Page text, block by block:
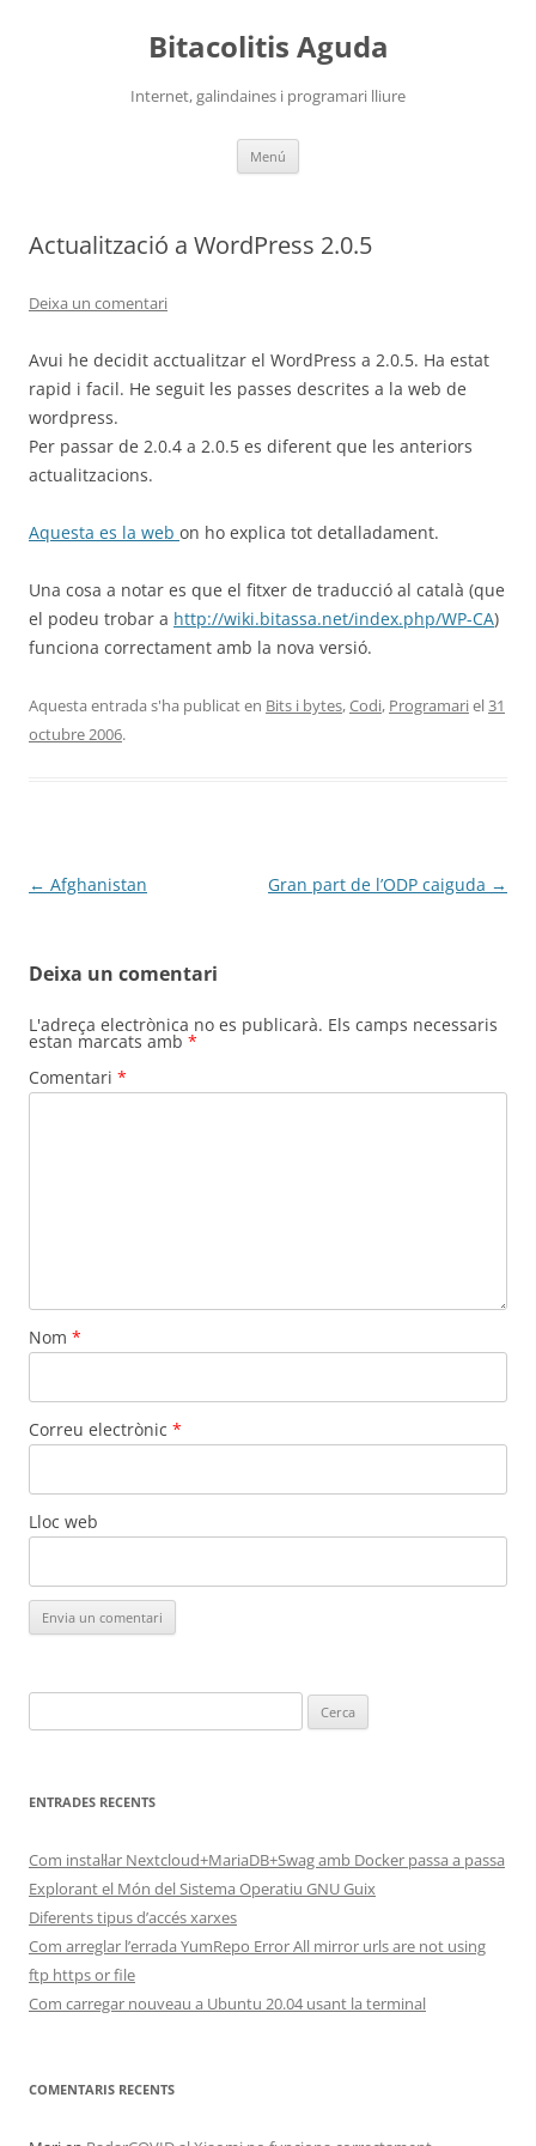
Bitacolitis Aguda
Internet, galindaines i programari lliure
Menú
Actualització a WordPress 2.0.5
Deixa un comentari
Avui he decidit acctualitzar el WordPress a 2.0.5. Ha estat
rapid i facil. He seguit les passes descrites a la web de
wordpress.
Per passar de 2.0.4 a 2.0.5 es diferent que les anteriors
actualitzacions.
Aquesta es la web on ho explica tot detalladament.
Una cosa a notar es que el fitxer de traducció al català (que
el podeu trobar a http://wiki.bitassa.net/index.php/WP-CA)
funciona correctament amb la nova versió.
Aquesta entrada s'ha publicat en Bits i bytes,Codi, Programariel31
octubre 2006.
Navegació
entrades
← Afghanistan Gran part de l’ODP caiguda →
Deixa un comentari
L'adreça electrònica no es publicarà. Els camps necessaris
estan marcats amb *
Comentari *
Nom *
Correu electrònic *
Lloc web
ENTRADES RECENTS
Com instal·lar Nextcloud+MariaDB+Swag amb Docker passa a passa
Explorant el Món del Sistema Operatiu GNU Guix
Diferents tipus d’accés xarxes
Com arreglar l’errada YumRepo Error All mirror urls are not using
ftp https or file
Com carregar nouveau a Ubuntu 20.04 usant la terminal
COMENTARIS RECENTS